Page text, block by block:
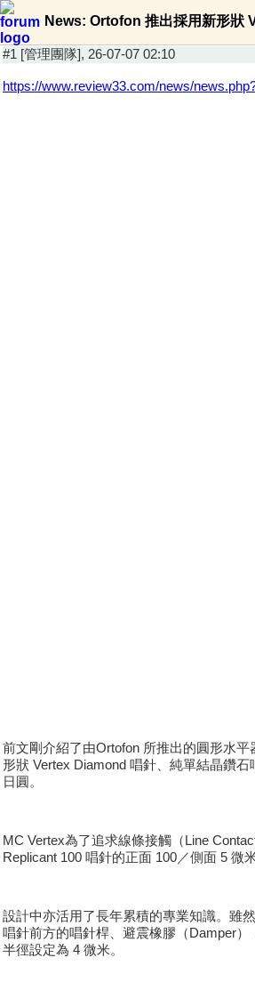
News: Ortofon 推出採用新形狀
#1 [管理團隊], 26-07-07 02:10
https://www.review33.com/news/
前文剛介紹了由Ortofon 所推出的圓形水
形狀 Vertex Diamond 唱針、純單結晶鑽
日圓。
MC Vertex為了追求線條接觸（Line
Replicant 100 唱針的正面 100／側面 5 微
設計中亦活用了長年累積的專業知識。雖
唱針前方的唱針桿、避震橡膠（Damper
半徑設定為 4 微米。